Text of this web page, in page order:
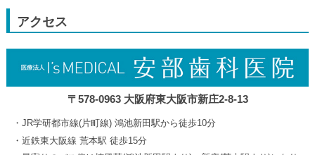
アクセス
〒578-0963 大阪府東大阪市新庄2-8-13
JR学研都市線(片町線) 鴻池新田駅から徒歩10分
近鉄東大阪線 荒本駅 徒歩15分